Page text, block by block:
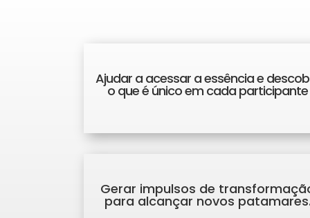
Ajudar a acessar a essência e
o que é único em cada participante
Gerar impulsos de
para alcançar novos